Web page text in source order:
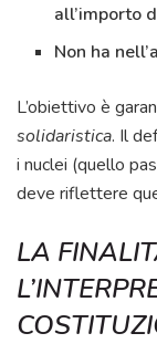
all’importo
Non ha
L’obiettivo è
solidaristica. Il
i nuclei (quello
deve riflettere
LA